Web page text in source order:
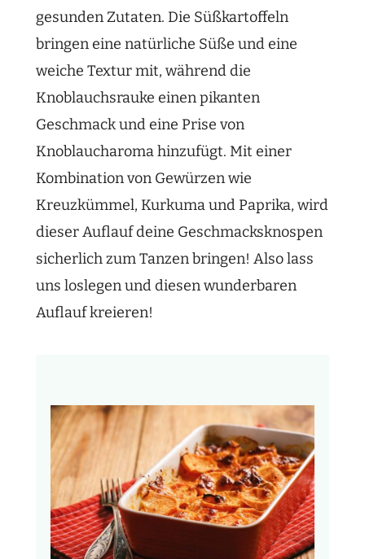
gesunden Zutaten. Die Süßkartoffeln
bringen eine natürliche Süße und eine
weiche Textur mit, während die
Knoblauchsrauke einen pikanten
Geschmack und eine Prise von
Knoblaucharoma hinzufügt. Mit einer
Kombination von Gewürzen wie
Kreuzkümmel, Kurkuma und Paprika, wird
dieser Auflauf deine Geschmacksknospen
sicherlich zum Tanzen bringen! Also lass
uns loslegen und diesen wunderbaren
Auflauf kreieren!